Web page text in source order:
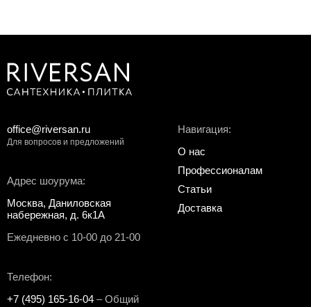
Адрес шоурума:
Москва, Даниловская
набережная, д. 6к1А
Ежедневно с 10-00 до 21-00
Телефон:
+7 (495) 165-16-04 – Общий
Навигация:
О нас
Профессионалам
Статьи
Доставка
office@riversan.ru
Для вопросов и предложений